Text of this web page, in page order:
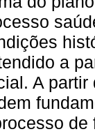
a
A
de